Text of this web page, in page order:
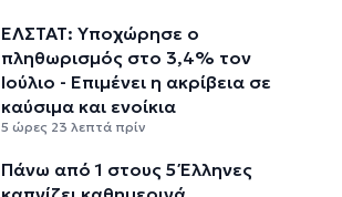
ΕΛΣΤΑΤ: Υποχώρησε ο
πληθωρισμός στο 3,4% τον
Ιούλιο - Επιμένει η ακρίβεια σε
καύσιμα και ενοίκια
5 ώρες 23 λεπτά πρίν
Πάνω από 1 στους 5 Έλληνες